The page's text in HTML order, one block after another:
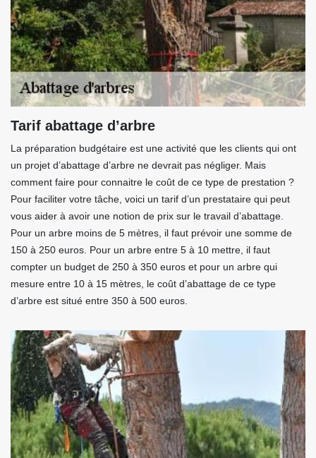
Tarif abattage d’arbre
La préparation budgétaire est une activité que les clients qui ont
un projet d’abattage d’arbre ne devrait pas négliger. Mais
comment faire pour connaitre le coût de ce type de prestation ?
Pour faciliter votre tâche, voici un tarif d’un prestataire qui peut
vous aider à avoir une notion de prix sur le travail d’abattage.
Pour un arbre moins de 5 mètres, il faut prévoir une somme de
150 à 250 euros. Pour un arbre entre 5 à 10 mettre, il faut
compter un budget de 250 à 350 euros et pour un arbre qui
mesure entre 10 à 15 mètres, le coût d’abattage de ce type
d’arbre est situé entre 350 à 500 euros.